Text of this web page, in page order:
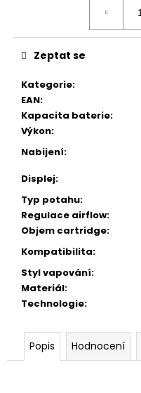
Kategorie:
EAN:
Kapacita baterie:
Výkon:
Nabijení:
Displej:
Typ potahu:
Regulace airflow:
Objem cartridge:
Kompatibilita:
Styl vapování:
Materiál:
Technologie:
Zeptat se
Popis Hodnocení
OXVA
CARTRIDGE
3ML
0,8
OHM
109
Kč